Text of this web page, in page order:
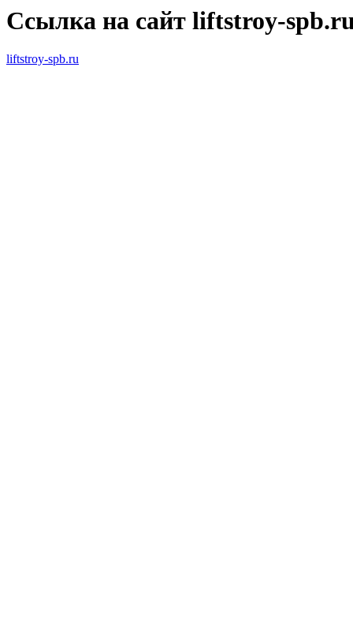
Ссылка на сайт liftstroy-
liftstroy-spb.ru